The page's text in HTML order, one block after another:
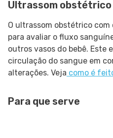
Ultrassom obstétrico
O ultrassom obstétrico
para avaliar o fluxo
outros vasos do bebê. Este
circulação do sangue em
alterações. Veja como é
Para que serve